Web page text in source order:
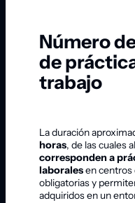
Número
de
trabajo
La duración
horas, de las cuales
corresponden a
laboralesen centros
obligatorias y
adquiridos en un